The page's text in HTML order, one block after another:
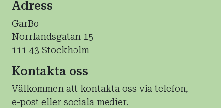
Adress
GarBo
Norrlandsgatan 15
111 43 Stockholm
Kontakta oss
Välkommen att kontakta oss via telefon,
e-post eller sociala medier.